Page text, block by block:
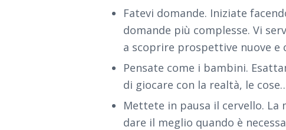
Fatevi domande. Iniziate
domande più complesse. Vi
a scoprire prospettive nuove e
Pensate come i bambini.
di giocare con la realtà, le
Mettete in pausa il cervello.
dare il meglio quando è